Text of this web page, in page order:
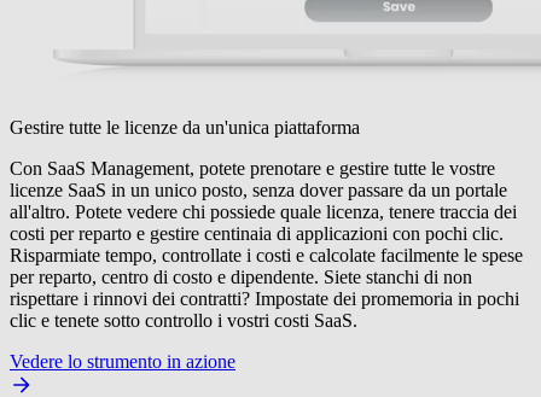
Gestire tutte le licenze da un'unica piattaforma
Con SaaS Management, potete prenotare e gestire tutte le vostre
licenze SaaS in un unico posto, senza dover passare da un portale
all'altro. Potete vedere chi possiede quale licenza, tenere traccia dei
costi per reparto e gestire centinaia di applicazioni con pochi clic.
Risparmiate tempo, controllate i costi e calcolate facilmente le spese
per reparto, centro di costo e dipendente. Siete stanchi di non
rispettare i rinnovi dei contratti? Impostate dei promemoria in pochi
clic e tenete sotto controllo i vostri costi SaaS.
Vedere lo strumento in azione